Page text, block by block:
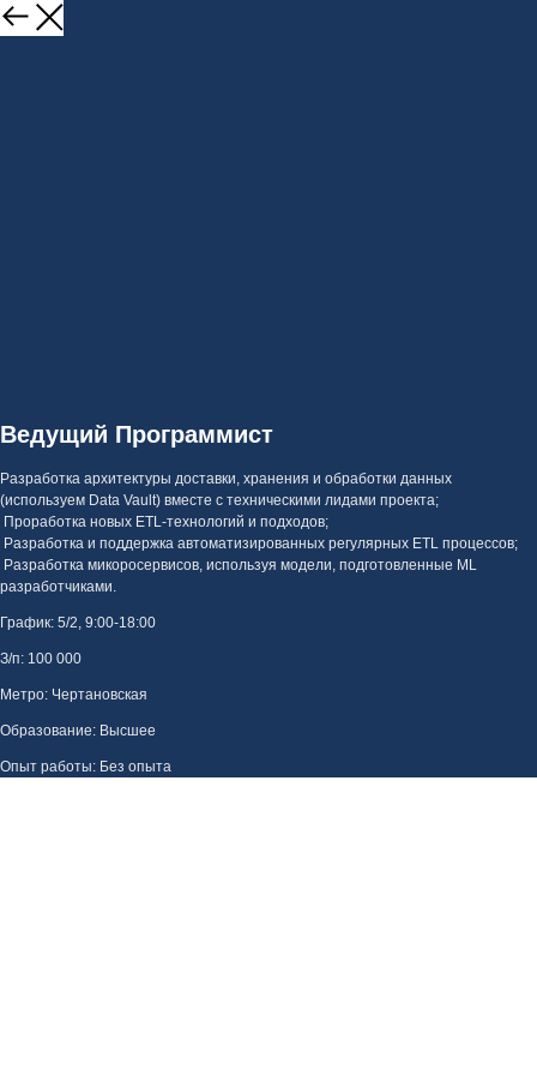
Ведущий Программист
Разработка архитектуры доставки, хранения и обработки данных
(используем Data Vault) вместе с техническими лидами проекта;
Проработка новых ETL-технологий и подходов;
Разработка и поддержка автоматизированных регулярных ETL процессов;
Разработка микоросервисов, используя модели, подготовленные ML
разработчиками.
График: 5/2, 9:00-18:00
З/п: 100 000
Метро: Чертановская
Образование: Высшее
Опыт работы: Без опыта